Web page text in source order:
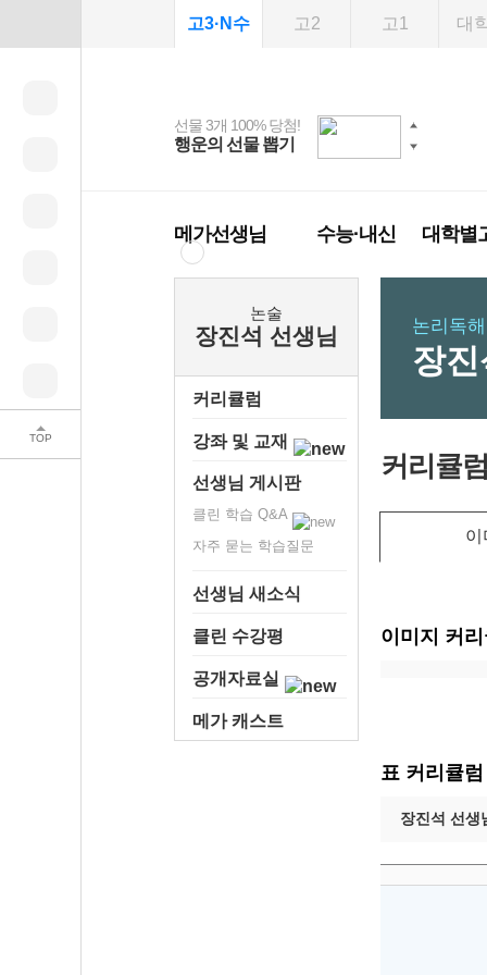
TOP
고3·N수 고2 고1 대
선물 3개 100% 당첨!
행운의 선물 뽑기
선물 100% 증정!
메가스터디 X 올리
여름방학 스터디 캐시
백
2027 러셀 단과
강사 공개선발
스마트러닝앱
설문 EVENT
메가패스
3일 무료 체험권
메가패스 수강생 무료
혜택!
사회공헌 캠페인
희망이룸 메가나눔
메가선생님 수능·내신 대학별
논술
장진석 선생님
커리큘럼
강좌 및 교재
선생님 게시판
클린 학습 Q&A
자주 묻는 학습질문
선생님 새소식
클린 수강평
공개자료실
메가 캐스트
논리독
장
커리큘
이
이미지 커
표 커리큘럼
장진석 선생